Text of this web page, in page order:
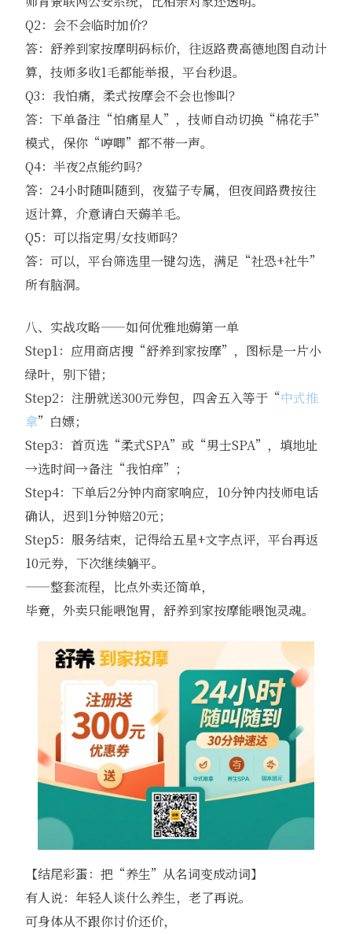
Q2：会不会临时加价？
答：舒养到家按摩明码标价，往返路费高德地图自动计
算，技师多收1毛都能举报，平台秒退。
Q3：我怕痛，柔式按摩会不会也惨叫？
答：下单备注“怕痛星人”，技师自动切换“棉花手”
模式，保你“哼唧”都不带一声。
Q4：半夜2点能约吗？
答：24小时随叫随到，夜猫子专属，但夜间路费按往
返计算，介意请白天薅羊毛。
Q5：可以指定男/女技师吗？
答：可以，平台筛选里一键勾选，满足“社恐+社牛”
所有脑洞。
八、实战攻略——如何优雅地薅第一单
Step1：应用商店搜“舒养到家按摩”，图标是一片小
绿叶，别下错；
Step2：注册就送300元券包，四舍五入等于“中式推
拿”白嫖；
Step3：首页选“柔式SPA”或“男士SPA”，填地址
→选时间→备注“我怕痒”；
Step4：下单后2分钟内商家响应，10分钟内技师电话
确认，迟到1分钟赔20元；
Step5：服务结束，记得给五星+文字点评，平台再返
10元券，下次继续躺平。
——整套流程，比点外卖还简单，
毕竟，外卖只能喂饱胃，舒养到家按摩能喂饱灵魂。
【结尾彩蛋：把“养生”从名词变成动词】
有人说：年轻人谈什么养生，老了再说。
可身体从不跟你讨价还价，